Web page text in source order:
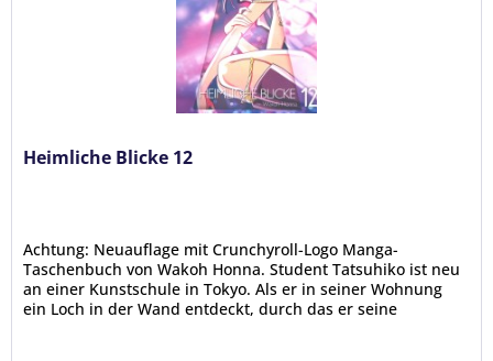
Heimliche Blicke 12
Achtung: Neuauflage mit Crunchyroll-Logo Manga-
Taschenbuch von Wakoh Honna. Student Tatsuhiko ist neu
an einer Kunstschule in Tokyo. Als er in seiner Wohnung
ein Loch in der Wand entdeckt, durch das er seine